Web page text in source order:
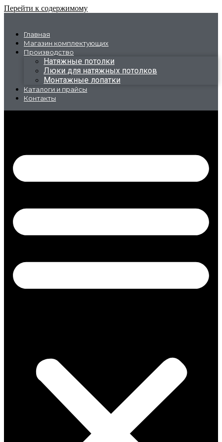
Перейти к содержимому
Главная
Магазин комплектующих
Производство
Натяжные потолки
Люки для натяжных потолков
Монтажные лопатки
Каталоги и прайсы
Контакты